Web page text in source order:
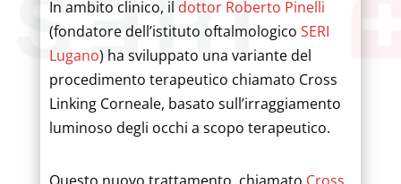
In ambito clinico, il dottor Roberto Pinelli
(fondatore dell’istituto oftalmologico SERI
Lugano) ha sviluppato una variante del
procedimento terapeutico chiamato Cross
Linking Corneale, basato sull’irraggiamento
luminoso degli occhi a scopo terapeutico.